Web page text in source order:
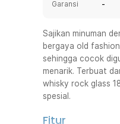
Garansi
-
Sajikan minuman
bergaya old
sehingga cocok
menarik. Terbuat
whisky rock glass
spesial.
Fitur